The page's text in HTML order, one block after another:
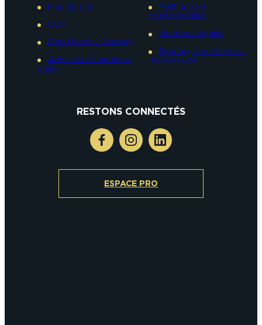
Plan du site
CGV
Pass Reims – Epernay
Adresses et numéros
utiles
Politique de
confidentialité
Mentions légales
Epernay, une ville éco-
responsable
RESTONS CONNECTÉS
ESPACE PRO